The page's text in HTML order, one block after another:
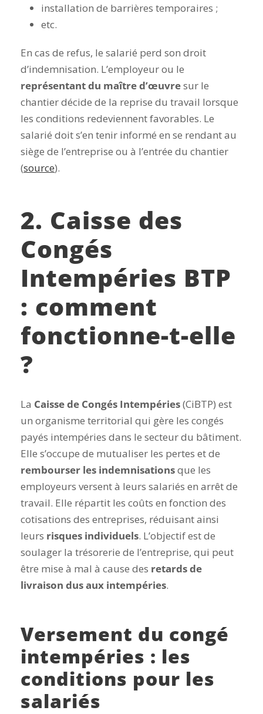
installation de barrières temporaires ;
etc.
En cas de refus, le salarié perd son droit
d’indemnisation. L’employeur ou le
représentant du maître d’œuvresur le
chantier décide de la reprise du travail lorsque
les conditions redeviennent favorables. Le
salarié doit s’en tenir informé en se rendant au
siège de l’entreprise ou à l’entrée du chantier
(source).
2. Caisse des
Congés
Intempéries BTP
: comment
fonctionne-t-elle
?
La Caisse de Congés Intempéries(CiBTP) est
un organisme territorial qui gère les congés
payés intempéries dans le secteur du bâtiment.
Elle s’occupe de mutualiser les pertes et de
rembourser les indemnisationsque les
employeurs versent à leurs salariés en arrêt de
travail. Elle répartit les coûts en fonction des
cotisations des entreprises, réduisant ainsi
leurs risques individuels. L’objectif est de
soulager la trésorerie de l’entreprise, qui peut
être mise à mal à cause des retards de
livraison dus aux intempéries.
Versement du congé
intempéries : les
conditions pour les
salariés